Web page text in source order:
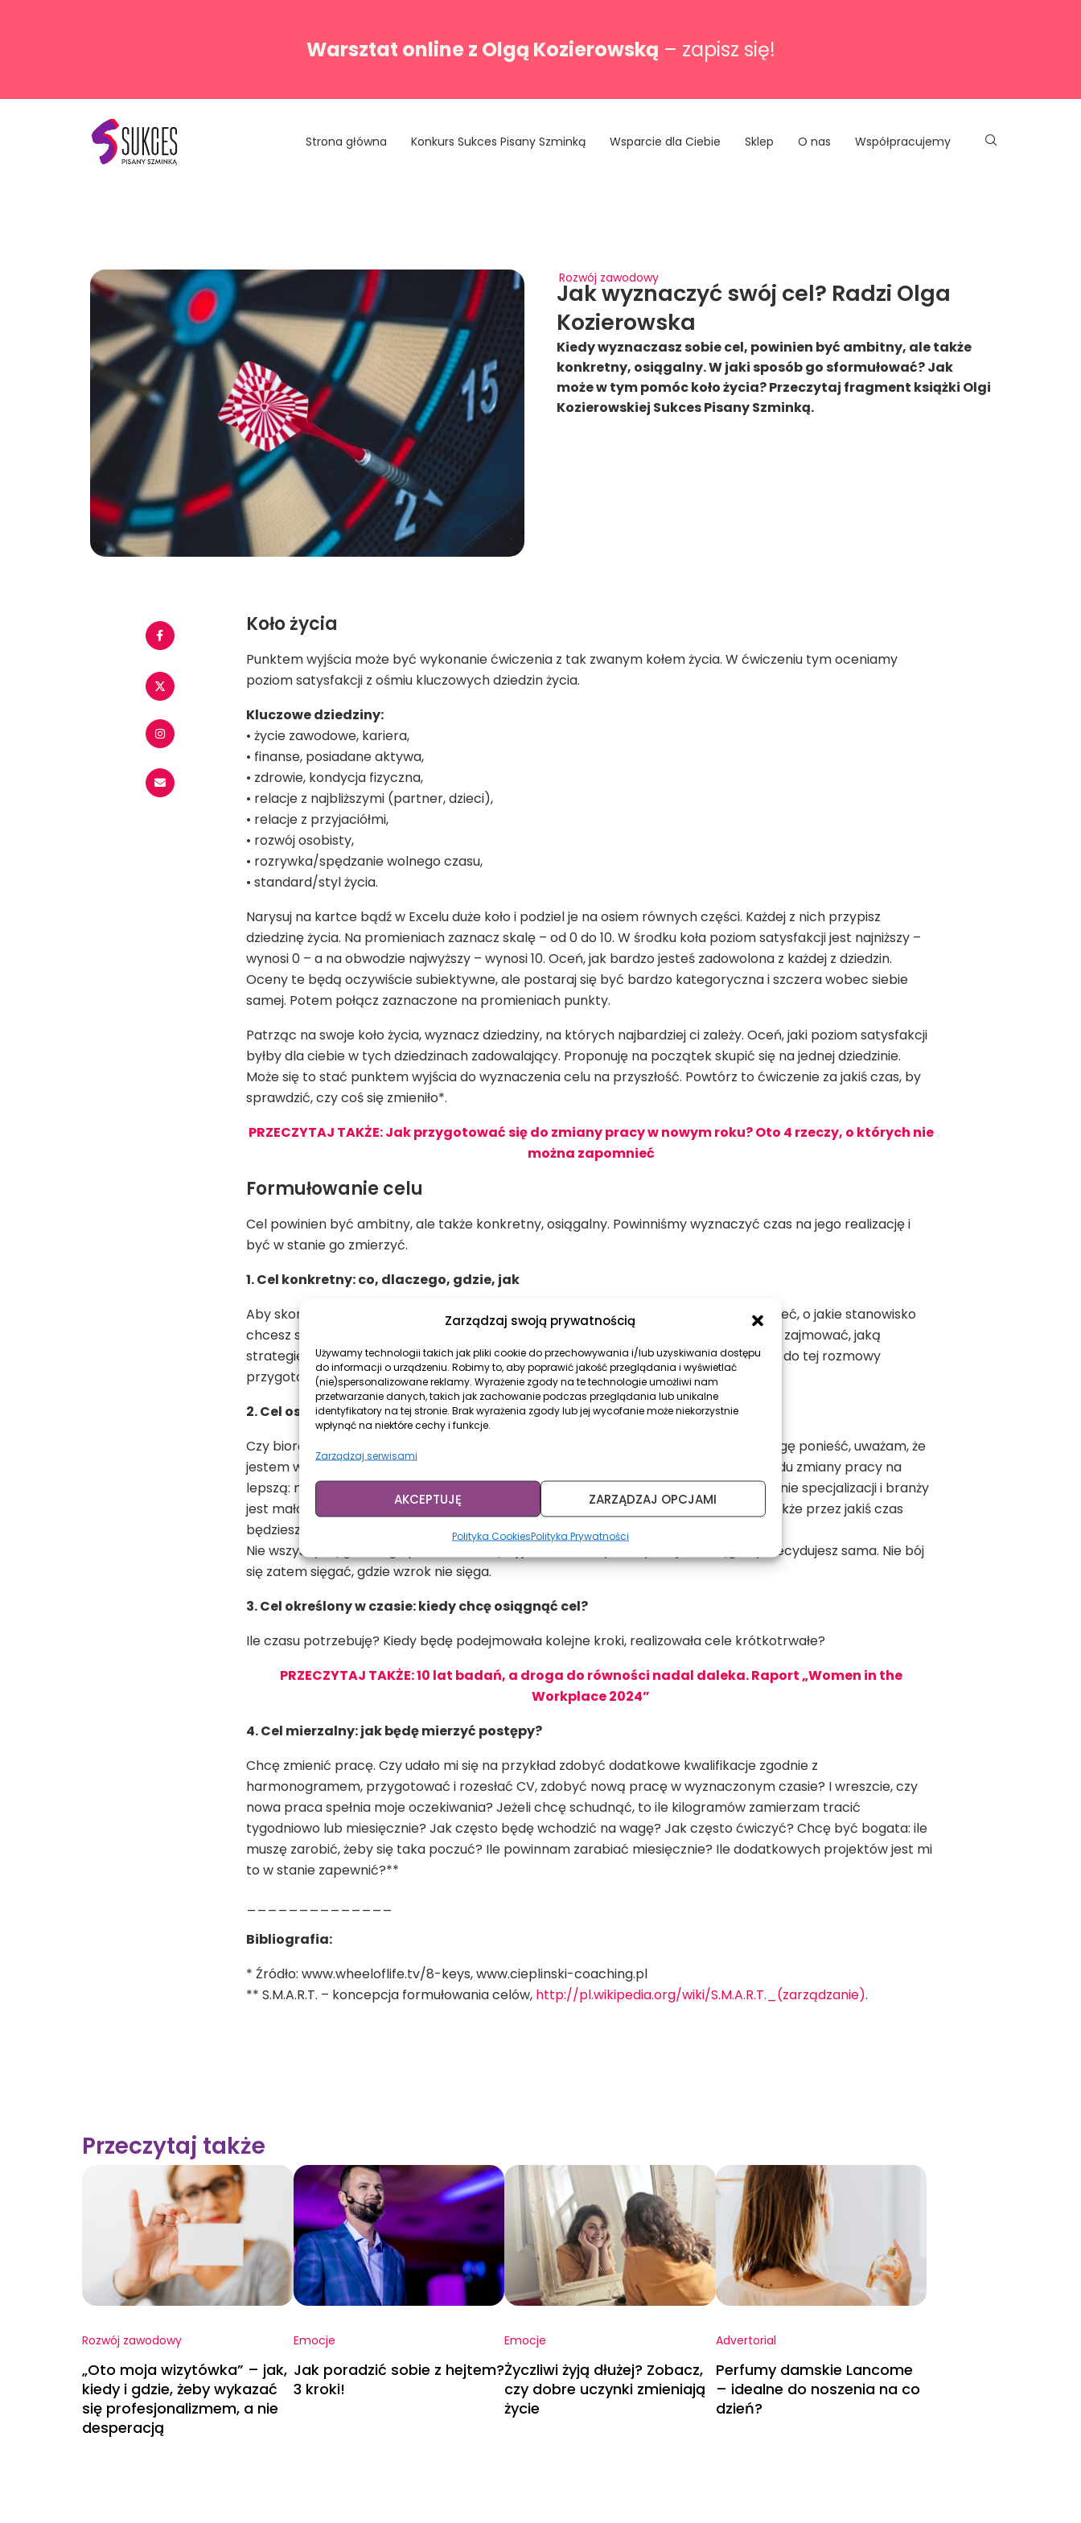
Zarządzaj swoją prywatnością
Używamy technologii takich jak pliki cookie do przechowywania i/lub uzyskiwania dostępu
do informacji o urządzeniu. Robimy to, aby poprawić jakość przeglądania i wyświetlać
(nie)spersonalizowane reklamy. Wyrażenie zgody na te technologie umożliwi nam
przetwarzanie danych, takich jak zachowanie podczas przeglądania lub unikalne
identyfikatory na tej stronie. Brak wyrażenia zgody lub jej wycofanie może niekorzystnie
wpłynąć na niektóre cechy i funkcje.
Zarządzaj serwisami
AKCEPTUJĘ ZARZĄDZAJ OPCJAMI
Polityka CookiesPolityka Prywatności
Warsztat online z Olgą Kozierowską – zapisz się!
Strona główna Konkurs Sukces Pisany Szminką Wsparcie dla Ciebie Sklep O nas Współpracujemy
Rozwój zawodowy
Jak wyznaczyć swój cel? Radzi Olga
Kozierowska
Kiedy wyznaczasz sobie cel, powinien być ambitny, ale także
konkretny, osiągalny. W jaki sposób go sformułować? Jak
może w tym pomóc koło życia? Przeczytaj fragment książki Olgi
Kozierowskiej Sukces Pisany Szminką.
Koło życia
Punktem wyjścia może być wykonanie ćwiczenia z tak zwanym kołem życia. W ćwiczeniu tym oceniamy
poziom satysfakcji z ośmiu kluczowych dziedzin życia.
Kluczowe dziedziny:
• życie zawodowe, kariera,
• finanse, posiadane aktywa,
• zdrowie, kondycja fizyczna,
• relacje z najbliższymi (partner, dzieci),
• relacje z przyjaciółmi,
• rozwój osobisty,
• rozrywka/spędzanie wolnego czasu,
• standard/styl życia.
Narysuj na kartce bądź w Excelu duże koło i podziel je na osiem równych części. Każdej z nich przypisz
dziedzinę życia. Na promieniach zaznacz skalę – od 0 do 10. W środku koła poziom satysfakcji jest najniższy –
wynosi 0 – a na obwodzie najwyższy – wynosi 10. Oceń, jak bardzo jesteś zadowolona z każdej z dziedzin.
Oceny te będą oczywiście subiektywne, ale postaraj się być bardzo kategoryczna i szczera wobec siebie
samej. Potem połącz zaznaczone na promieniach punkty.
Patrząc na swoje koło życia, wyznacz dziedziny, na których najbardziej ci zależy. Oceń, jaki poziom satysfakcji
byłby dla ciebie w tych dziedzinach zadowalający. Proponuję na początek skupić się na jednej dziedzinie.
Może się to stać punktem wyjścia do wyznaczenia celu na przyszłość. Powtórz to ćwiczenie za jakiś czas, by
sprawdzić, czy coś się zmieniło*.
PRZECZYTAJ TAKŻE: Jak przygotować się do zmiany pracy w nowym roku? Oto 4 rzeczy, o których nie
można zapomnieć
Formułowanie celu
Cel powinien być ambitny, ale także konkretny, osiągalny. Powinniśmy wyznaczyć czas na jego realizację i
być w stanie go zmierzyć.
1. Cel konkretny: co, dlaczego, gdzie, jak
Aby skonkretyzować cel – na przykład: chcę znaleźć lepszą pracę – powinnaś wiedzieć, o jakie stanowisko
chcesz się ubiegać, w jakiej firmie lub firmach, ile chcesz zarabiać, czym dokładnie się zajmować, jaką
strategię chcesz obrać, by cię zaproszono na rozmowę kwalifikacyjną, jak chcesz się do tej rozmowy
przygotować, jak będziesz negocjować warunki.
2. Cel osiągalny:
Czy biorąc pod uwagę kwalifikacje i zasoby, jakimi dysponuję, a także koszty, jakie mogę ponieść, uważam, że
jestem w stanie osiągnąć cel w wyznaczonym czasie? Wracając do naszego przykładu zmiany pracy na
lepszą: może się okazać, że otrzymanie kierowniczego stanowiska przy zupełnej zmianie specjalizacji i branży
jest mało realne. Będziesz przecież musiała zaczynać od początku, doszkalać się, a także przez jakiś czas
będziesz zarabiać mniej. To właśnie koszt zmiany.
Nie wszyscy są gotowi go ponieść. Pamiętaj jednak, że o tym, czy cel jest osiągalny, decydujesz sama. Nie bój
się zatem sięgać, gdzie wzrok nie sięga.
3. Cel określony w czasie: kiedy chcę osiągnąć cel?
Ile czasu potrzebuję? Kiedy będę podejmowała kolejne kroki, realizowała cele krótkotrwałe?
PRZECZYTAJ TAKŻE: 10 lat badań, a droga do równości nadal daleka. Raport „Women in the
Workplace 2024”
4. Cel mierzalny: jak będę mierzyć postępy?
Chcę zmienić pracę. Czy udało mi się na przykład zdobyć dodatkowe kwalifikacje zgodnie z
harmonogramem, przygotować i rozesłać CV, zdobyć nową pracę w wyznaczonym czasie? I wreszcie, czy
nowa praca spełnia moje oczekiwania? Jeżeli chcę schudnąć, to ile kilogramów zamierzam tracić
tygodniowo lub miesięcznie? Jak często będę wchodzić na wagę? Jak często ćwiczyć? Chcę być bogata: ile
muszę zarobić, żeby się taka poczuć? Ile powinnam zarabiać miesięcznie? Ile dodatkowych projektów jest mi
to w stanie zapewnić?**
Bibliografia:
* Źródło: www.wheeloflife.tv/8-keys, www.cieplinski-coaching.pl
** S.M.A.R.T. – koncepcja formułowania celów, http://pl.wikipedia.org/wiki/S.M.A.R.T._(zarządzanie).
Przeczytaj także
Rozwój zawodowy
„Oto moja wizytówka” – jak,
kiedy i gdzie, żeby wykazać
się profesjonalizmem, a nie
desperacją
Emocje
Jak poradzić sobie z hejtem?
3 kroki!
Emocje
Życzliwi żyją dłużej? Zobacz,
czy dobre uczynki zmieniają
życie
Advertorial
Perfumy damskie Lancome
– idealne do noszenia na co
dzień?